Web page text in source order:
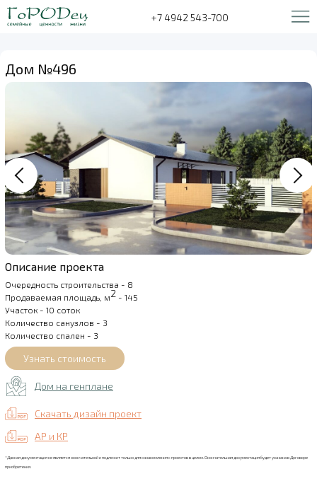
+7 4942 543-700
Дом №496
Описание проекта
Очередность строительства - 8
Продаваемая площадь, м2 - 145
Участок - 10 соток
Количество санузлов - 3
Количество спален - 3
Дом на генплане
Скачать дизайн проект
АР и КР
*Данная документация не является окончательной и подлежит только для ознакомления с проектов в целом. Окончательная документация будет указана в Договоре
приобретения.